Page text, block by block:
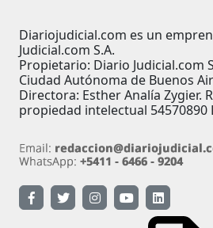
Diariojudicial.com es un
Judicial.com S.A.
Propietario: Diario Judicial.com
Ciudad Autónoma de Buenos
Directora: Esther Analía Zygier.
propiedad intelectual 54570890